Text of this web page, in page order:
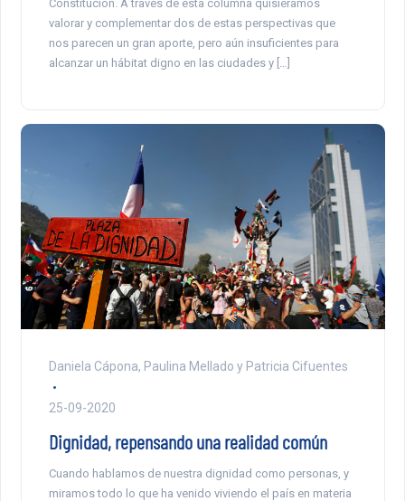
Constitución. A través de esta columna quisiéramos
valorar y complementar dos de estas perspectivas que
nos parecen un gran aporte, pero aún insuficientes para
alcanzar un hábitat digno en las ciudades y […]
Daniela Cápona, Paulina Mellado y Patricia Cifuentes
25-09-2020
Dignidad, repensando una realidad común
Cuando hablamos de nuestra dignidad como personas, y
miramos todo lo que ha venido viviendo el país en materia